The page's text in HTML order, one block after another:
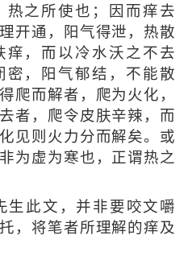
热之所使也；因而痒去
开通，阳气得泄，热散
痒，而以冷水沃之不去
，阳气郁结，不能散
爬而解者，爬为火化，
者，爬令皮肤辛辣，而
见则火力分而解矣。或
为虚为寒也，正谓热之
此文，并非要咬文嚼
，将笔者所理解的痒及